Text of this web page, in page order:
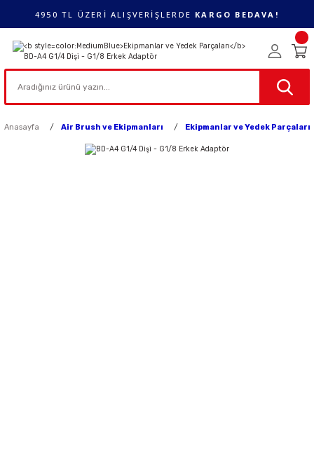
4950 TL ÜZERİ ALIŞVERİŞLERDE KARGO BEDAVA!
Anasayfa Air Brush ve Ekipmanları Ekipmanlar ve Yedek Parçaları